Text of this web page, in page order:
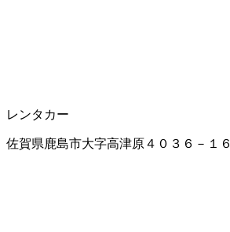
レンタカー
佐賀県鹿島市大字高津原４０３６－１６